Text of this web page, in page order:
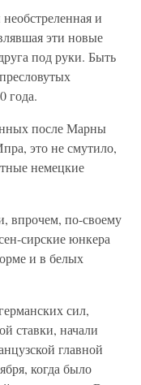
и
эти новые
под руки. Быть
года.
после Марны
это не смутило,
немецкие
впрочем, по-своему
сирские юнкера
и в белых
сил,
ставки, начали
главной
когда было